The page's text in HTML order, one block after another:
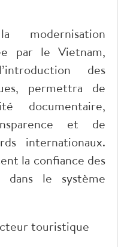
par le Vietnam,
des
permettra de
documentaire,
et de
internationaux.
la confiance des
dans le système
touristique